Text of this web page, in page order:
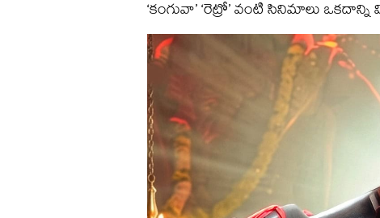
‘కంగువా’ ‘రెట్రో’ వంటి సినిమాలు